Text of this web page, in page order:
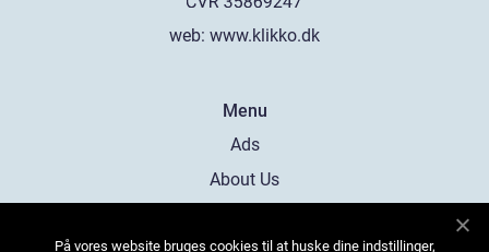
web: www.klikko.dk
Menu
Ads
About Us
På vores website bruges cookies til at huske dine indstillinger,